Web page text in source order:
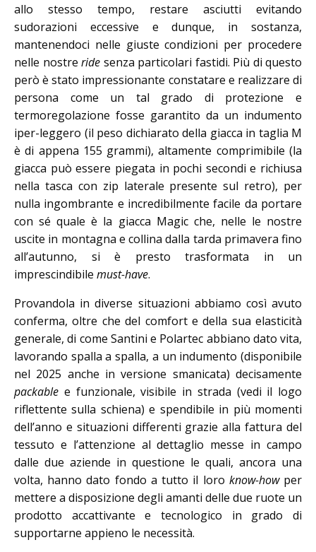
allo stesso tempo, restare asciutti evitando
sudorazioni eccessive e dunque, in sostanza,
mantenendoci nelle giuste condizioni per procedere
nelle nostre ride senza particolari fastidi. Più di questo
però è stato impressionante constatare e realizzare di
persona come un tal grado di protezione e
termoregolazione fosse garantito da un indumento
iper-leggero (il peso dichiarato della giacca in taglia M
è di appena 155 grammi), altamente comprimibile (la
giacca può essere piegata in pochi secondi e richiusa
nella tasca con zip laterale presente sul retro), per
nulla ingombrante e incredibilmente facile da portare
con sé quale è la giacca Magic che, nelle le nostre
uscite in montagna e collina dalla tarda primavera fino
all’autunno, si è presto trasformata in un
imprescindibile must-have.
Provandola in diverse situazioni abbiamo così avuto
conferma, oltre che del comfort e della sua elasticità
generale, di come Santini e Polartec abbiano dato vita,
lavorando spalla a spalla, a un indumento (disponibile
nel 2025 anche in versione smanicata) decisamente
packable e funzionale, visibile in strada (vedi il logo
riflettente sulla schiena) e spendibile in più momenti
dell’anno e situazioni differenti grazie alla fattura del
tessuto e l’attenzione al dettaglio messe in campo
dalle due aziende in questione le quali, ancora una
volta, hanno dato fondo a tutto il loro know-howper
mettere a disposizione degli amanti delle due ruote un
prodotto accattivante e tecnologico in grado di
supportarne appieno le necessità.